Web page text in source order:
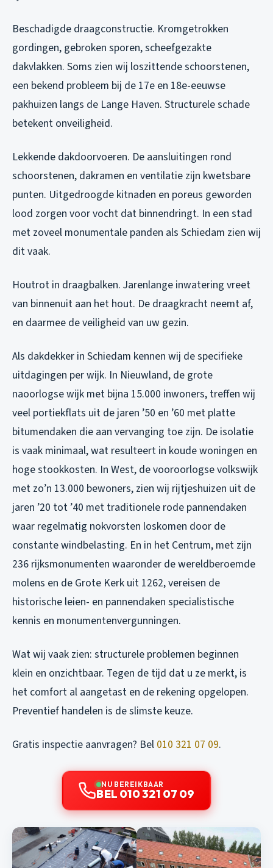
Beschadigde draagconstructie. Kromgetrokken
gordingen, gebroken sporen, scheefgezakte
dakvlakken. Soms zien wij loszittende schoorstenen,
een bekend probleem bij de 17e en 18e-eeuwse
pakhuizen langs de Lange Haven. Structurele schade
betekent onveiligheid.
Lekkende dakdoorvoeren. De aansluitingen rond
schoorstenen, dakramen en ventilatie zijn kwetsbare
punten. Uitgedroogde kitnaden en poreus geworden
lood zorgen voor vocht dat binnendringt. In een stad
met zoveel monumentale panden als Schiedam zien wij
dit vaak.
Houtrot in draagbalken. Jarenlange inwatering vreet
van binnenuit aan het hout. De draagkracht neemt af,
en daarmee de veiligheid van uw gezin.
Als dakdekker in Schiedam kennen wij de specifieke
uitdagingen per wijk. In Nieuwland, de grote
naoorlogse wijk met bijna 15.000 inwoners, treffen wij
veel portiekflats uit de jaren ’50 en ’60 met platte
bitumendaken die aan vervanging toe zijn. De isolatie
is vaak minimaal, wat resulteert in koude woningen en
hoge stookkosten. In West, de vooroorlogse volkswijk
met zo’n 13.000 bewoners, zien wij rijtjeshuizen uit de
jaren ’20 tot ’40 met traditionele rode pannendaken
waar regelmatig nokvorsten loskomen door de
constante windbelasting. En in het Centrum, met zijn
236 rijksmonumenten waaronder de wereldberoemde
molens en de Grote Kerk uit 1262, vereisen de
historische leien- en pannendaken specialistische
kennis en monumentenvergunningen.
Wat wij vaak zien: structurele problemen beginnen
klein en onzichtbaar. Tegen de tijd dat u ze merkt, is
het comfort al aangetast en de rekening opgelopen.
Preventief handelen is de slimste keuze.
Gratis inspectie aanvragen? Bel 010 321 07 09.
NU BEREIKBAAR
BEL 010 321 07 09